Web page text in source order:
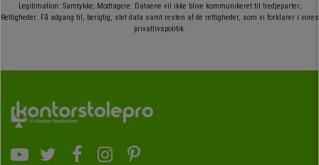
Legitimation: Samtykke; Modtagere: Dataene vil ikke blive kommunikeret til tredjeparter;
Rettigheder: Få adgang til, berigtig, slet data samt resten af de rettigheder, som vi forklarer i vores
privatlivspolitik.